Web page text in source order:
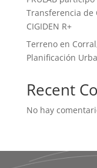
Transferencia de
CIGIDEN R+
Terreno en
Planificación
Recent
No hay